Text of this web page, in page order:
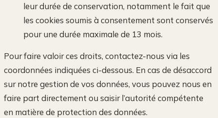
leur durée de conservation, notamment le fait que
les cookies soumis à consentement sont conservés
pour une durée maximale de 13 mois.
Pour faire valoir ces droits, contactez-nous via les
coordonnées indiquées ci-dessous. En cas de désaccord
sur notre gestion de vos données, vous pouvez nous en
faire part directement ou saisir l’autorité compétente
en matière de protection des données.